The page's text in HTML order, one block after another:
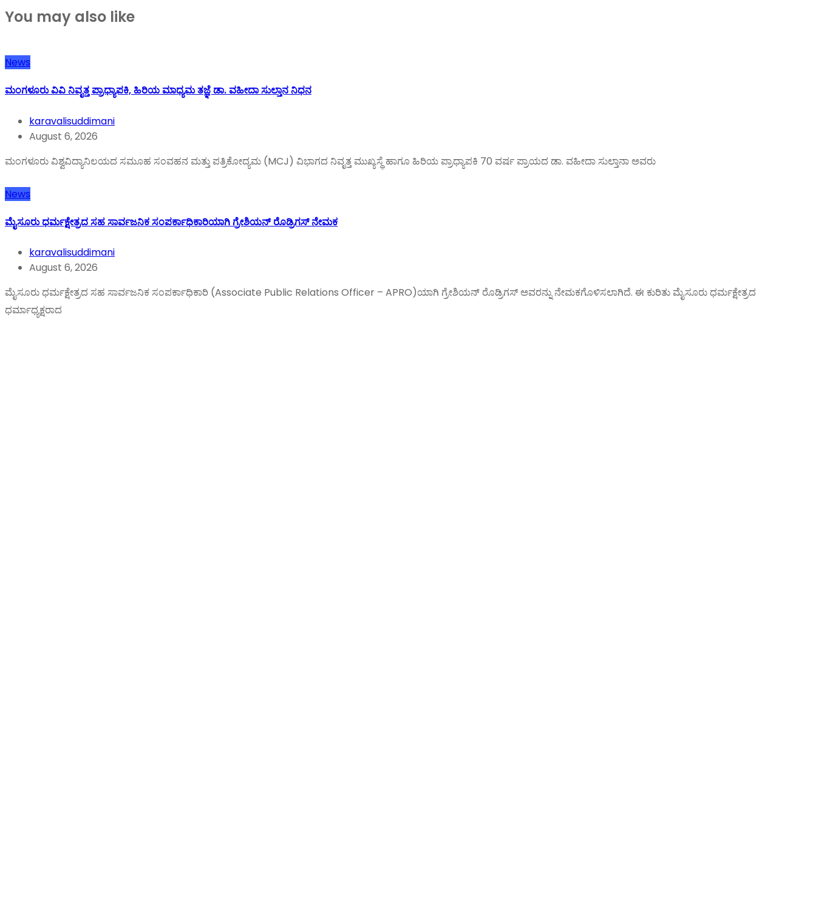
You may also like
News
ಮಂಗಳೂರು ವಿವಿ ನಿವೃತ್ತ ಪ್ರಾಧ್ಯಾಪಕಿ, ಹಿರಿಯ ಮಾಧ್ಯಮ ತಜ್ಞೆ ಡಾ. ವಹೀದಾ ಸುಲ್ತಾನ ನಿಧನ
karavalisuddimani
August 6, 2026
ಮಂಗಳೂರು ವಿಶ್ವವಿದ್ಯಾನಿಲಯದ ಸಮೂಹ ಸಂವಹನ ಮತ್ತು ಪತ್ರಿಕೋದ್ಯಮ (MCJ) ವಿಭಾಗದ ನಿವೃತ್ತ ಮುಖ್ಯಸ್ಥೆ ಹಾಗೂ ಹಿರಿಯ ಪ್ರಾಧ್ಯಾಪಕಿ 70 ವರ್ಷ ಪ್ರಾಯದ ಡಾ. ವಹೀದಾ ಸುಲ್ತಾನಾ ಅವರು
News
ಮೈಸೂರು ಧರ್ಮಕ್ಷೇತ್ರದ ಸಹ ಸಾರ್ವಜನಿಕ ಸಂಪರ್ಕಾಧಿಕಾರಿಯಾಗಿ ಗ್ರೇಶಿಯನ್ ರೊಡ್ರಿಗಸ್ ನೇಮಕ
karavalisuddimani
August 6, 2026
ಮೈಸೂರು ಧರ್ಮಕ್ಷೇತ್ರದ ಸಹ ಸಾರ್ವಜನಿಕ ಸಂಪರ್ಕಾಧಿಕಾರಿ (Associate Public Relations Officer – APRO)ಯಾಗಿ ಗ್ರೇಶಿಯನ್ ರೊಡ್ರಿಗಸ್ ಅವರನ್ನು ನೇಮಕಗೊಳಿಸಲಾಗಿದೆ. ಈ ಕುರಿತು ಮೈಸೂರು ಧರ್ಮಕ್ಷೇತ್ರದ
ಧರ್ಮಾಧ್ಯಕ್ಷರಾದ